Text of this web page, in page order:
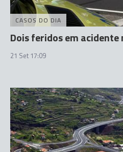
CASOS DO DIA
Dois feridos em
21 Set 17:09